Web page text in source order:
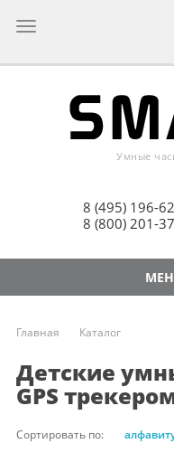
Главное
8 (495) 196-
8 (800) 201-
Умные
Главная Каталог
Детские
GPS
Сортировать по: